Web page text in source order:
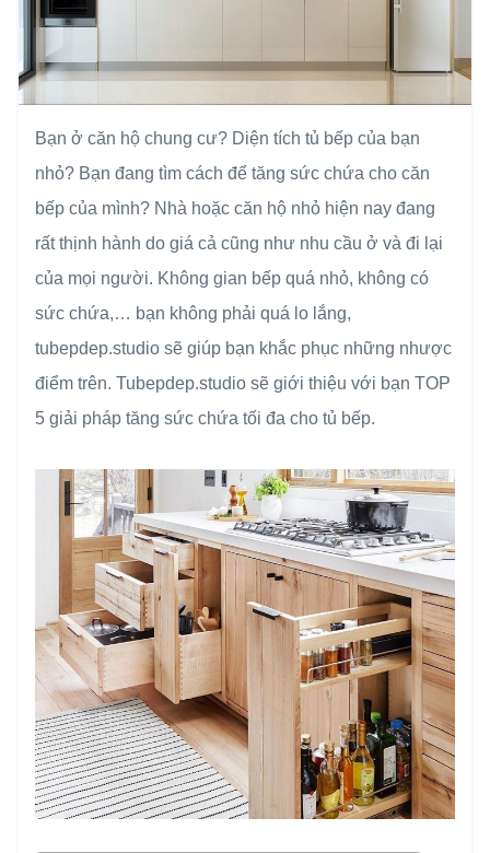
Bạn ở căn hộ chung cư? Diện tích tủ bếp của bạn
nhỏ? Bạn đang tìm cách để tăng sức chứa cho căn
bếp của mình? Nhà hoặc căn hộ nhỏ hiện nay đang
rất thịnh hành do giá cả cũng như nhu cầu ở và đi lại
của mọi người. Không gian bếp quá nhỏ, không có
sức chứa,… bạn không phải quá lo lắng,
tubepdep.studio sẽ giúp bạn khắc phục những nhược
điểm trên. Tubepdep.studio sẽ giới thiệu với bạn TOP
5 giải pháp tăng sức chứa tối đa cho tủ bếp.